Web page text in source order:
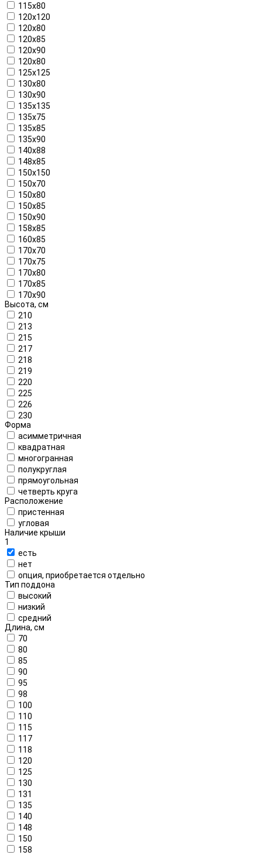
115x80
120x120
120x80
120x85
120x90
120х80
125x125
130x80
130x90
135x135
135x75
135x85
135x90
140x88
148x85
150x150
150x70
150x80
150x85
150x90
158x85
160х85
170x70
170x75
170x80
170x85
170x90
Высота, см
210
213
215
217
218
219
220
225
226
230
Форма
асимметричная
квадратная
многогранная
полукруглая
прямоугольная
четверть круга
Расположение
пристенная
угловая
Наличие крыши
1
есть
нет
опция, приобретается отдельно
Тип поддона
высокий
низкий
средний
Длина, см
70
80
85
90
95
98
100
110
115
117
118
120
125
130
131
135
140
148
150
158